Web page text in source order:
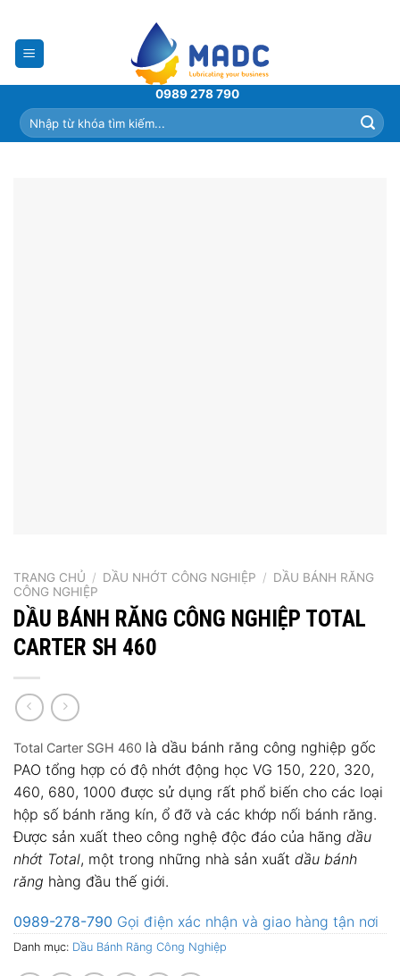
content
0989 278 790
Tìm
kiếm:
TRANG CHỦ / DẦU NHỚT CÔNG NGHIỆP / DẦU BÁNH RĂNG
CÔNG NGHIỆP
DẦU BÁNH RĂNG CÔNG NGHIỆP TOTAL
CARTER SH 460
Total Carter SGH 460 là dầu bánh răng công nghiệp gốc
PAO tổng hợp có độ nhớt động học VG 150, 220, 320,
460, 680, 1000 được sử dụng rất phổ biến cho các loại
hộp số bánh răng kín, ổ đỡ và các khớp nối bánh răng.
Được sản xuất theo công nghệ độc đáo của hãng dầu
nhớt Total, một trong những nhà sản xuất dầu bánh
răng hàng đầu thế giới.
0989-278-790 Gọi điện xác nhận và giao hàng tận nơi
Danh mục: Dầu Bánh Răng Công Nghiệp